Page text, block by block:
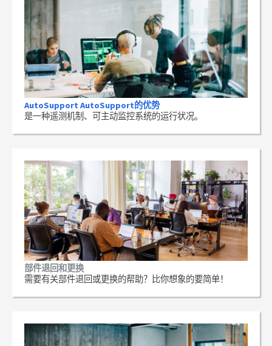
AutoSupport AutoSupport的优势
是一种遥测机制、可主动监控系统的运行状况。
部件退回和更换
需要有关部件退回或更换的帮助？比你想象的要简单！